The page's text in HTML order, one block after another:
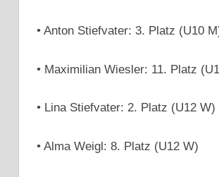
• Anton Stiefvater: 3. Platz (U10
• Maximilian Wiesler: 11. Platz
• Lina Stiefvater: 2. Platz (U12 W)
• Alma Weigl: 8. Platz (U12 W)